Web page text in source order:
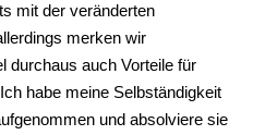
mit der veränderten
merken wir
durchaus auch Vorteile für
habe meine Selbständigkeit
und absolviere sie